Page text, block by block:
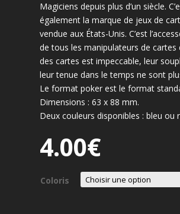
Magiciens depuis plus d’un siècle.
également la marque de jeux de
vendue aux États-Unis. C’est
de tous les manipulateurs de cartes
des cartes est impeccable, leur
leur tenue dans le temps ne sont
Le format poker est le format
Dimensions : 63 x 88 mm.
Deux couleurs disponibles : bleu ou
4.00€
Coloris